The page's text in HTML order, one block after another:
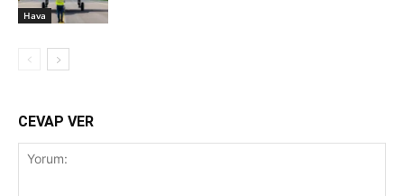
Hava
CEVAP VER